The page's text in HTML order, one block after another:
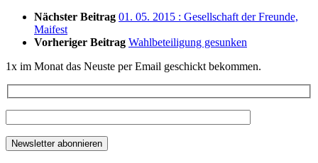
Nächster Beitrag 01. 05. 2015 : Gesellschaft der Freunde,
Maifest
Vorheriger Beitrag Wahlbeteiligung gesunken
1x im Monat das Neuste per Email geschickt bekommen.